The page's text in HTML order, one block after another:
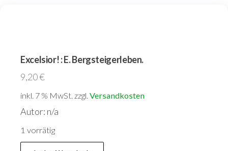
Excelsior! : E. Bergsteigerleben.
9,20€
inkl. 7 % MwSt. zzgl. Versandkosten
Autor: n/a
1 vorrätig
Excelsior!